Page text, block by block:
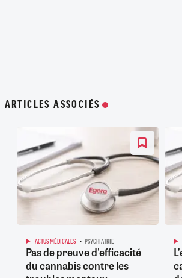
ARTICLES ASSOCIÉS
ACTUS MÉDICALES PSYCHIATRIE
Pas de preuve d'efficacité
du cannabis contre les